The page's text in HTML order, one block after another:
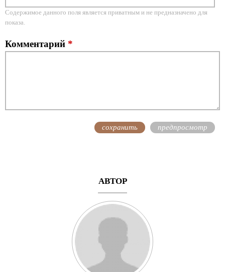
Содержимое данного поля является приватным и не предназначено для
показа.
Комментарий *
АВТОР